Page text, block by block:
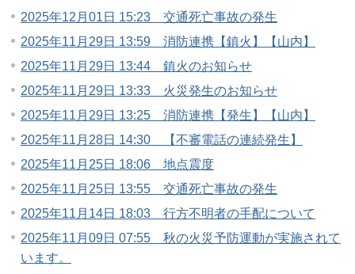
2025年12月01日 15:23 交通死亡事故の発生
2025年11月29日 13:59 消防連携【鎮火】【山内】
2025年11月29日 13:44 鎮火のお知らせ
2025年11月29日 13:33 火災発生のお知らせ
2025年11月29日 13:25 消防連携【発生】【山内】
2025年11月28日 14:30 【不審電話の連続発生】
2025年11月25日 18:06 地点震度
2025年11月25日 13:55 交通死亡事故の発生
2025年11月14日 18:03 行方不明者の手配について
2025年11月09日 07:55 秋の火災予防運動が実施されて
います。